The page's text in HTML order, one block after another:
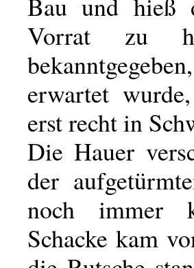
Vorrat zu
erwartet
erst recht in
Die Hauer
der
noch immer
Schacke kam